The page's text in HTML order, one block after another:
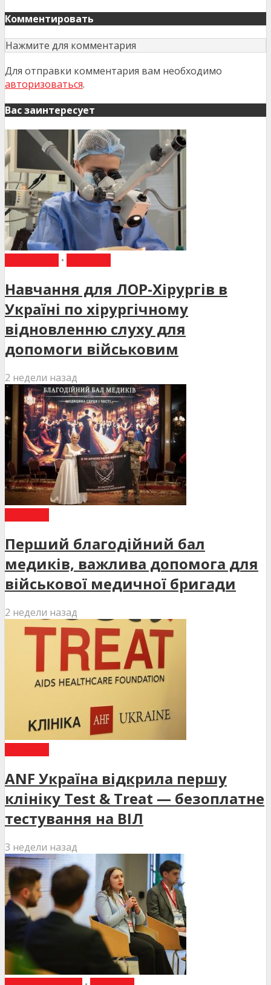
Комментировать
Нажмите для комментария
Для отправки комментария вам необходимо
авторизоваться.
Вас заинтересует
•
Навчання для ЛОР-Хірургів в
Україні по хірургічному
відновленню слуху для
допомоги військовим
2 недели назад
Перший благодійний бал
медиків, важлива допомога для
військової медичної бригади
2 недели назад
ANF Україна відкрила першу
клініку Test & Treat — безоплатне
тестування на ВІЛ
3 недели назад